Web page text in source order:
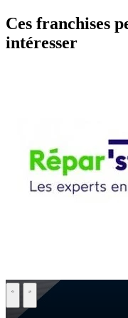
Ces franchises
intéresser